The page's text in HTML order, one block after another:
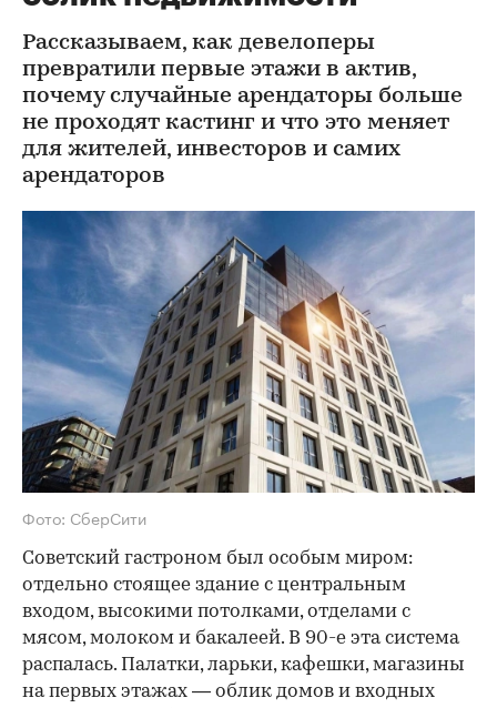
Рассказываем, как девелоперы
превратили первые этажи в актив,
почему случайные арендаторы больше
не проходят кастинг и что это меняет
для жителей, инвесторов и самих
арендаторов
Фото: СберСити
Советский гастроном был особым миром:
отдельно стоящее здание с центральным
входом, высокими потолками, отделами с
мясом, молоком и бакалеей. В 90-е эта система
распалась. Палатки, ларьки, кафешки, магазины
на первых этажах — облик домов и входных